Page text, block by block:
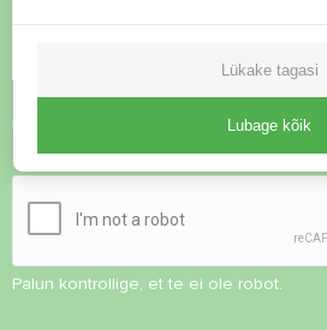
privaatsuspoliitikaga
Turvalisuse kontroll
Palun kontrollige, et te ei ole robot.
Lükake tagasi
Lubage kõik